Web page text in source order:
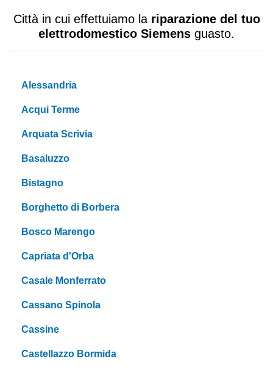
Città in cui effettuiamo la riparazione del tuo
elettrodomestico Siemens guasto.
Alessandria
Acqui Terme
Arquata Scrivia
Basaluzzo
Bistagno
Borghetto di Borbera
Bosco Marengo
Capriata d'Orba
Casale Monferrato
Cassano Spinola
Cassine
Castellazzo Bormida